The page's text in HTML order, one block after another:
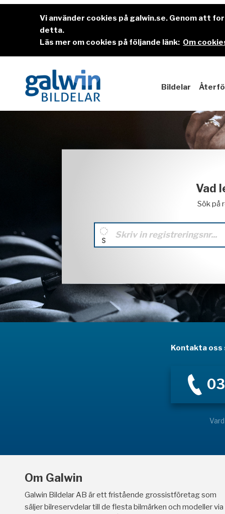
Vi använder cookies på galwin.se. Genom att
detta.
Läs mer om cookies på följande länk: Om
Bildelar
Vad
Sök på
Kontakta oss
Om Galwin
Galwin Bildelar AB är ett fristående grossistföretag som
säljer bilreservdelar till de flesta bilmärken och modeller via